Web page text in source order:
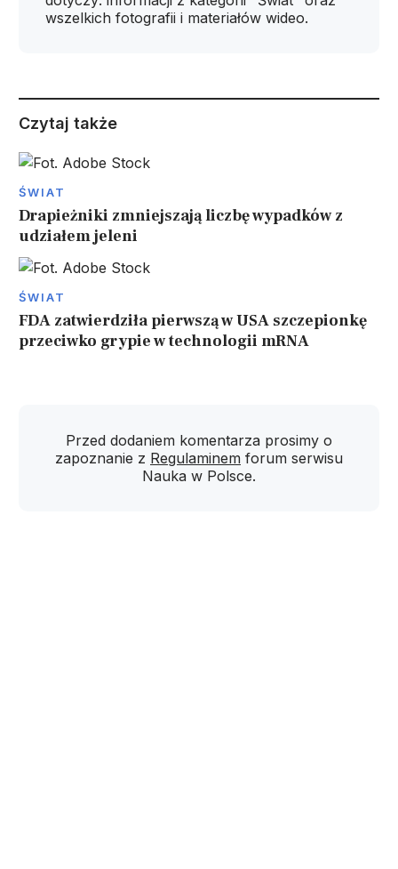
wszelkich fotografii i materiałów wideo.
Czytaj także
ŚWIAT
Drapieżniki zmniejszają liczbę wypadków z
udziałem jeleni
ŚWIAT
FDA zatwierdziła pierwszą w USA szczepionkę
przeciwko grypie w technologii mRNA
Przed dodaniem komentarza prosimy o
zapoznanie z Regulaminem forum serwisu
Nauka w Polsce.